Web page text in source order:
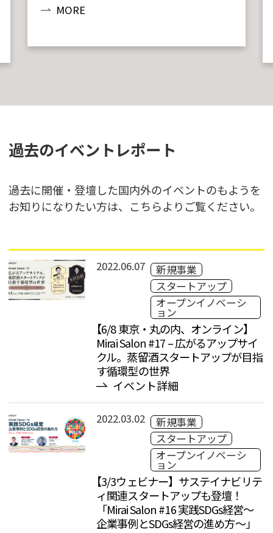
MORE
過去のイベントレポート
過去に開催・登壇した国内外のイベントのもようを
お知りになりたい方は、こちらよりご覧ください。
2022.06.07
新規事業
スタートアップ
オープンイノベーシ
ョン
【6/8 東京・丸の内、オンライン】
Mirai Salon #17 – 広がるアップサイ
クル。蒸留酒スタートアップが目指
す循環型の世界
イベント詳細
2022.03.02
新規事業
スタートアップ
オープンイノベーシ
ョン
【3/3ウェビナー】サステイナビリテ
ィ関連スタートアップも登壇！
「Mirai Salon #16 実践SDGs経営〜
企業事例とSDGs経営の進め方〜」